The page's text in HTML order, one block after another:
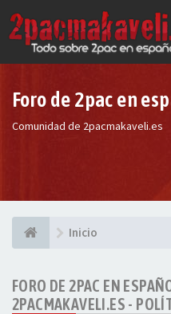
Foro de 2pac en
Comunidad de 2pacmakaveli.es
Inicio
FORO DE 2PAC EN
2PACMAKAVELI.ES -